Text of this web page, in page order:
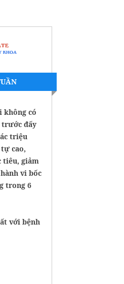
không có
đấy
triệu
cao,
tiêu, giảm
vi bốc
trong 6
với bệnh